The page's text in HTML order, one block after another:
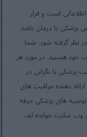
است و قرار
پزشکی یا درمان باشد.
نظر گرفته شود. شما
خود هستید. در مورد هر
یا نگرانی در
دهنده مراقبت های
توصیه های پزشکی حرفه
وب سایت خوانده اید،